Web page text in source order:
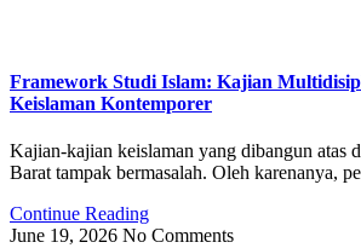
Framework Studi Islam: Kajian
Keislaman Kontemporer
Kajian-kajian keislaman yang dibangun atas
Barat tampak bermasalah. Oleh karenanya,
Continue Reading
June 19, 2026 No Comments